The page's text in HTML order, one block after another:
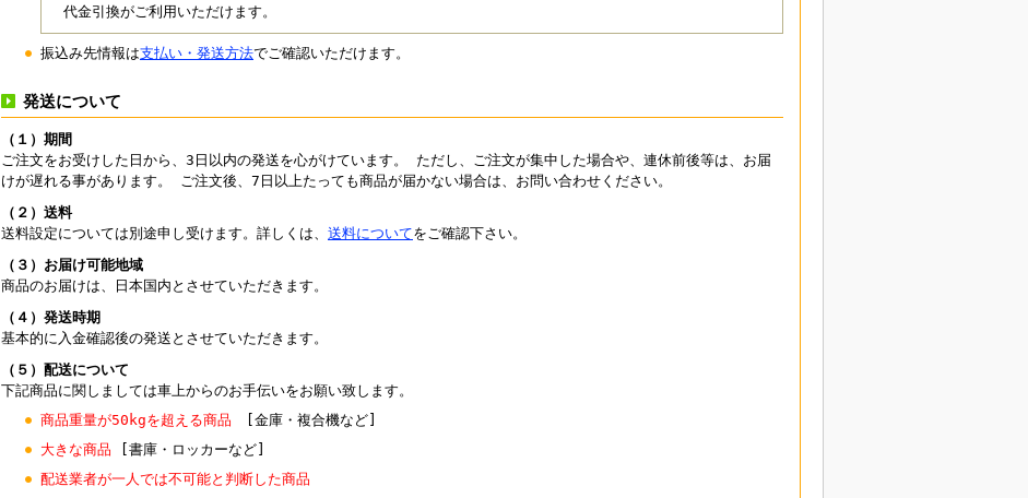
代金引換がご利用いただけます。
振込み先情報は支払い・発送方法でご確認いただけます。
発送について
（１）期間
ご注文をお受けした日から、3日以内の発送を心がけています。 ただし、ご注文が集中した場合や、連休前後等は、お届
けが遅れる事があります。 ご注文後、7日以上たっても商品が届かない場合は、お問い合わせください。
（２）送料
送料設定については別途申し受けます。詳しくは、 送料についてをご確認下さい。
（３）お届け可能地域
商品のお届けは、日本国内とさせていただきます。
（４）発送時期
基本的に入金確認後の発送とさせていただきます。
（５）配送について
下記商品に関しましては車上からのお手伝いをお願い致します。
商品重量が50kgを超える商品 [金庫・複合機など]
大きな商品 [書庫・ロッカーなど]
配送業者が一人では不可能と判断した商品